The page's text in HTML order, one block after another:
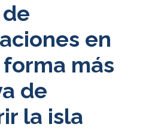
en
más
de
la isla